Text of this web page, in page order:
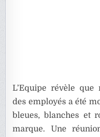
L’Equipe révèle
des employés a été
bleues, blanches et
marque. Une